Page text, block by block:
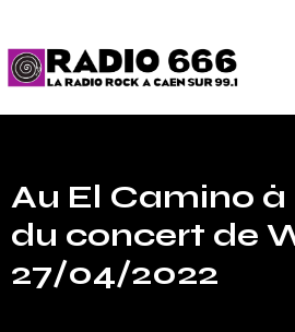
Au El Camino à
du concert de
27/04/2022